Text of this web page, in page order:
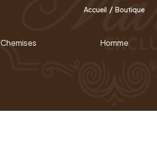
Accueil Boutique
Chemises Homme